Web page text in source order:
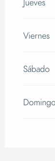
Viernes
Sábado